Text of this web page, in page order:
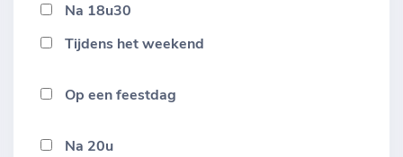
Na 18u30
Tijdens het weekend
Op een feestdag
Na 20u